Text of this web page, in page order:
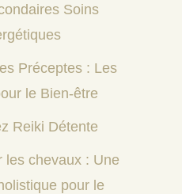
Soins
Préceptes : Les
le Bien-être
Reiki Détente
les chevaux : Une
pour le